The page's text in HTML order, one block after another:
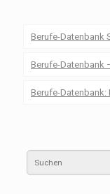
Berufe-Datenbank
Berufe-Datenbank
Berufe-Datenbank: